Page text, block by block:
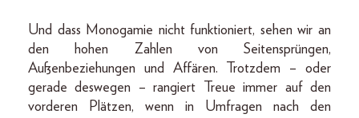
Und dass Monogamie nicht funktioniert, sehen wir an
den hohen Zahlen von Seitensprüngen,
Außenbeziehungen und Affären. Trotzdem – oder
gerade deswegen – rangiert Treue immer auf den
vorderen Plätzen, wenn in Umfragen nach den